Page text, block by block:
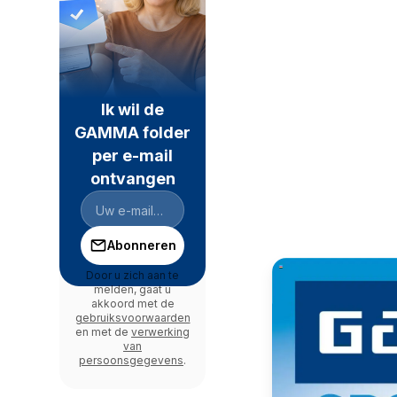
Ik wil de
GAMMA folder
per e-mail
ontvangen
Abonneren
Door u zich aan te
melden, gaat u
akkoord met de
gebruiksvoorwaarden
en met de verwerking
van
persoonsgegevens.